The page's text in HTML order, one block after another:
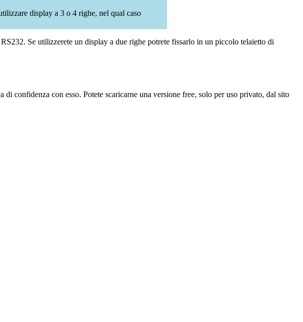
display a 3 o 4 righe, nel qual caso
Se utilizzerete un display a due righe potrete fissarlo in un piccolo telaietto di
confidenza con esso. Potete scaricarne una versione free, solo per uso privato, dal sito